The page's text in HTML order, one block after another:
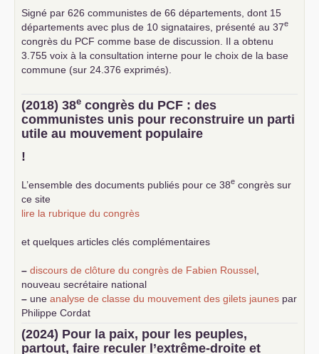
Signé par 626 communistes de 66 départements, dont 15
départements avec plus de 10 signataires, présenté au 37e
congrès du PCF comme base de discussion. Il a obtenu
3.755 voix à la consultation interne pour le choix de la base
commune (sur 24.376 exprimés).
(2018) 38e congrès du PCF : des
communistes unis pour reconstruire un parti
utile au mouvement populaire
!
L’ensemble des documents publiés pour ce 38e congrès sur
ce site
lire la rubrique du congrès
et quelques articles clés complémentaires
– discours de clôture du congrès de Fabien Roussel
nouveau secrétaire national
– une analyse de classe du mouvement des gilets jaunes par
Philippe Cordat
–
un texte de Jean-Claude Delaunay
le marxisme est la
science sociale de notre temps
(2024) Pour la paix, pour les peuples,
partout, faire reculer l’extrême-droite et